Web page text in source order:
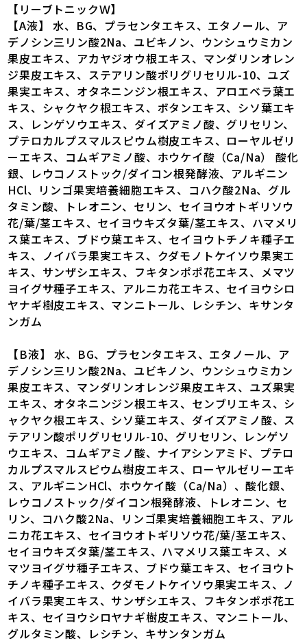
【リーブトニックＷ】
【A液】 水、BG、プラセンタエキス、エタノール、ア
デノシン三リン酸2Na、ユビキノン、ウンシュウミカン
果皮エキス、アカヤジオウ根エキス、マンダリンオレン
ジ果皮エキス、ステアリン酸ポリグリセリル-10、ユズ
果実エキス、オタネニンジン根エキス、アロエベラ葉エ
キス、シャクヤク根エキス、ボタンエキス、シソ葉エキ
ス、レンゲソウエキス、ダイズアミノ酸、グリセリン、
プテロカルプスマルスピウム樹皮エキス、ローヤルゼリ
ーエキス、コムギアミノ酸、ホウケイ酸（Ca/Na） 酸化
銀、レウコノストック/ダイコン根発酵液、アルギニン
HCl、リンゴ果実培養細胞エキス、コハク酸2Na、グル
タミン酸、トレオニン、セリン、セイヨウオトギリソウ
花/葉/茎エキス、セイヨウキズタ葉/茎エキス、ハマメリ
ス葉エキス、ブドウ葉エキス、セイヨウトチノキ種子エ
キス、ノイバラ果実エキス、クダモノトケイソウ果実エ
キス、サンザシエキス、フキタンポポ花エキス、メマツ
ヨイグサ種子エキス、アルニカ花エキス、セイヨウシロ
ヤナギ樹皮エキス、マンニトール、レシチン、キサンタ
ンガム
【B液】 水、BG、プラセンタエキス、エタノール、ア
デノシン三リン酸2Na、ユビキノン、ウンシュウミカン
果皮エキス、マンダリンオレンジ果皮エキス、ユズ果実
エキス、オタネニンジン根エキス、センブリエキス、シ
ャクヤク根エキス、シソ葉エキス、ダイズアミノ酸、ス
テアリン酸ポリグリセリル-10、グリセリン、レンゲソ
ウエキス、コムギアミノ酸、ナイアシンアミド、プテロ
カルプスマルスピウム樹皮エキス、ローヤルゼリーエキ
ス、アルギニンHCl、ホウケイ酸（Ca/Na）、酸化銀、
レウコノストック/ダイコン根発酵液、トレオニン、セ
リン、コハク酸2Na、リンゴ果実培養細胞エキス、アル
ニカ花エキス、セイヨウオトギリソウ花/葉/茎エキス、
セイヨウキズタ葉/茎エキス、ハマメリス葉エキス、メ
マツヨイグサ種子エキス、ブドウ葉エキス、セイヨウト
チノキ種子エキス、クダモノトケイソウ果実エキス、ノ
イバラ果実エキス、サンザシエキス、フキタンポポ花エ
キス、セイヨウシロヤナギ樹皮エキス、マンニトール、
グルタミン酸、レシチン、キサンタンガム